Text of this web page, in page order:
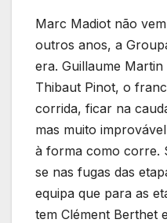
Marc Madiot não
outros anos, a
era. Guillaume
Thibaut Pinot, o
corrida, ficar na
mas muito
à forma como corre.
se nas fugas das
equipa que para as
tem Clément Berthet